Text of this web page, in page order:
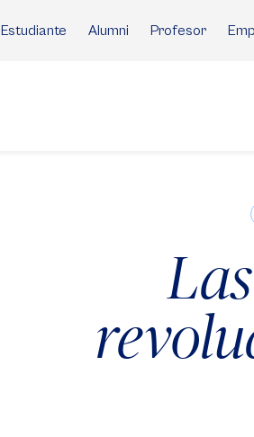
Estudiante Alumni Profesor